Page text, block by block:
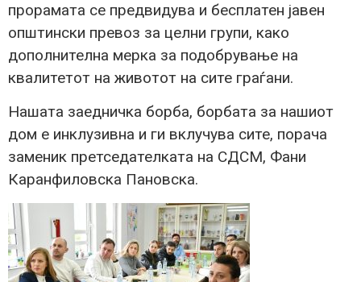
прорамата се предвидува и бесплатен јавен
општински превоз за целни групи, како
дополнителна мерка за подобрување на
квалитетот на животот на сите граѓани.
Нашата заедничка борба, борбата за нашиот
дом е инклузивна и ги вклучува сите, порача
заменик претседателката на СДСМ, Фани
Каранфиловска Пановска.